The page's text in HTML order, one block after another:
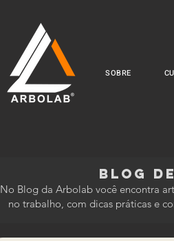
SOBRE
Blog de
No Blog da Arbolab você encontra
no trabalho, com dicas práticas e